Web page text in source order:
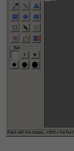
Fórum